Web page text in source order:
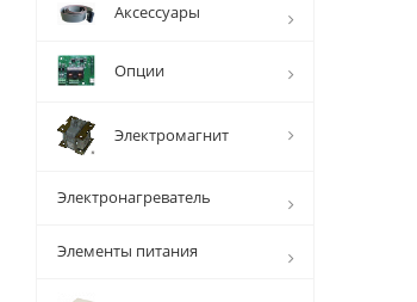
Аксессуары
Опции
Электромагнит
Электронагреватель
Элементы питания